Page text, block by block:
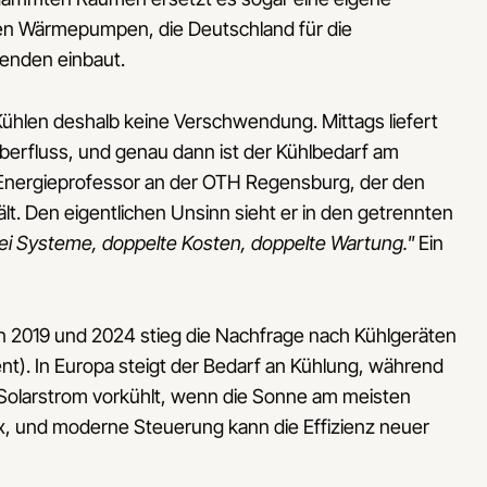
Wärmepumpen, die Deutschland für die
einbaut.
deshalb keine Verschwendung. Mittags liefert
und genau dann ist der Kühlbedarf am
an der OTH Regensburg, der den
Den eigentlichen Unsinn sieht er in den getrennten
Systeme, doppelte Kosten, doppelte Wartung."Ein
und 2024 stieg die Nachfrage nach Kühlgeräten
In Europa steigt der Bedarf an Kühlung, während
vorkühlt, wenn die Sonne am meisten
und moderne Steuerung kann die Effizienz neuer